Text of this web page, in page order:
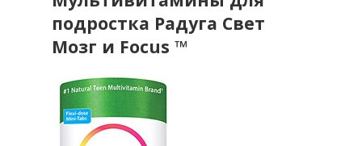
подростка Радуга Свет
Мозг и Focus ™